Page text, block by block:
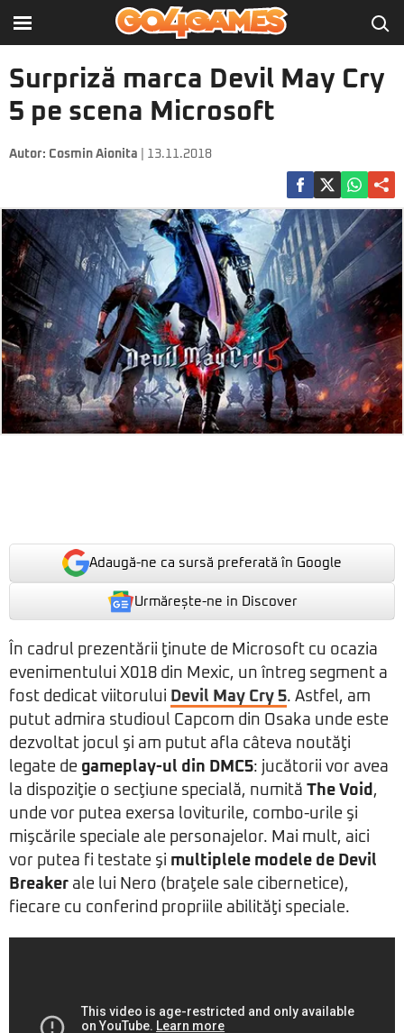
Surpriză marca Devil May Cry
5 pe scena Microsoft
Autor: Cosmin Aionita | 13.11.2018
Adaugă-ne ca sursă preferată în Google
Urmărește-ne in Discover
În cadrul prezentării ţinute de Microsoft cu ocazia
evenimentului X018 din Mexic, un întreg segment a
fost dedicat viitorului Devil May Cry 5. Astfel, am
putut admira studioul Capcom din Osaka unde este
dezvoltat jocul şi am putut afla câteva noutăţi
legate de gameplay-ul din DMC5: jucătorii vor avea
la dispoziţie o secţiune specială, numită The Void ,
unde vor putea exersa loviturile, combo-urile şi
mişcările speciale ale personajelor. Mai mult, aici
vor putea fi testate şi multiplele modele de Devil
Breaker ale lui Nero (braţele sale cibernetice),
fiecare cu conferind propriile abilităţi speciale.